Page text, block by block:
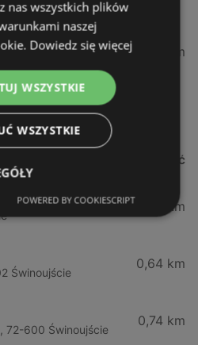
Szczeciński
88,76 km
w pobliżu
ODLEGŁOŚĆ
0,23 km
Świnoujście
0,64 km
72-600 Świnoujście
0,74 km
nas wszystkich plików
naszej
Dowiedz się więcej
WSZYSTKIE
WSZYSTKIE
POWERED BY COOKIESCRIPT